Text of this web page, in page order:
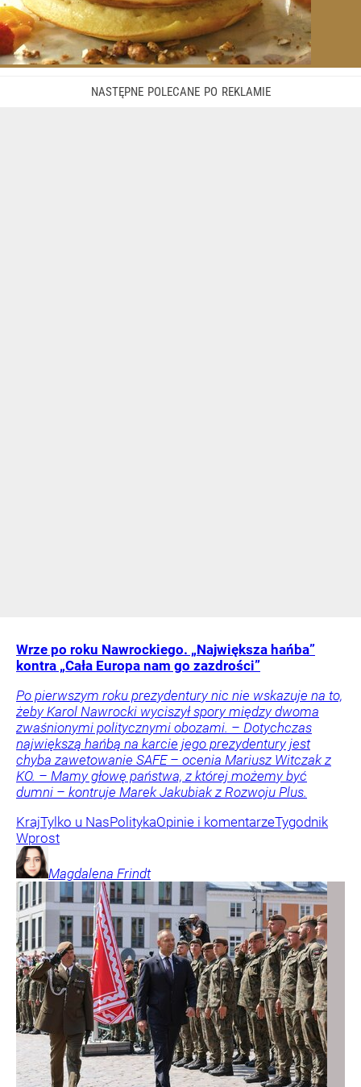
Wrze po roku Nawrockiego. „Największa hańba”
kontra „Cała Europa nam go zazdrości”
Po pierwszym roku prezydentury nic nie wskazuje na to,
żeby Karol Nawrocki wyciszył spory między dwoma
zwaśnionymi politycznymi obozami. – Dotychczas
największą hańbą na karcie jego prezydentury jest
chyba zawetowanie SAFE – ocenia Mariusz Witczak z
KO. – Mamy głowę państwa, z której możemy być
dumni – kontruje Marek Jakubiak z Rozwoju Plus.
KrajTylko u NasPolitykaOpinie i komentarzeTygodnik
Wprost
Magdalena Frindt